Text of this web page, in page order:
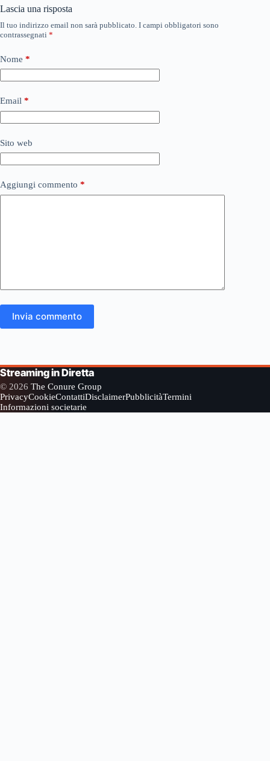
Lascia una risposta
Il tuo indirizzo email non sarà pubblicato. I campi obbligatori sono
contrassegnati *
Nome *
Email *
Sito web
Aggiungi commento *
Invia commento
Streaming in Diretta
© 2026 The Conure Group
PrivacyCookieContattiDisclaimerPubblicitàTermini
Informazioni societarie